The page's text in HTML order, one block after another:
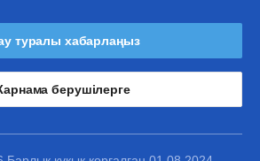
туралы хабарлаңыз
берушілерге